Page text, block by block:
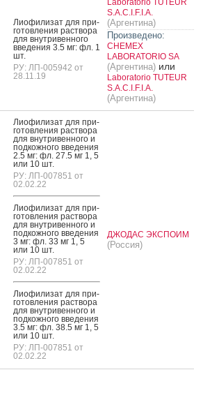
Ли­офи­лизат для при­
готов­ле­ния рас­тво­ра
для внут­ри­вен­но­го
вве­дения 3.5 мг: фл. 1
шт.
РУ: ЛП-005942 от
28.11.19
S.A.C.I.F.I.A.
(Аргентина)
Произведено:
CHEMEX
LABORATORIO SA
(Аргентина) или
Laboratorio TUTEUR
S.A.C.I.F.I.A.
(Аргентина)
Ли­офи­лизат для при­
готов­ле­ния рас­тво­ра
для внут­ри­вен­но­го и
под­кожно­го вве­дения
2.5 мг: фл. 27.5 мг 1, 5
или 10 шт.
РУ: ЛП-007851 от
02.02.22
Ли­офи­лизат для при­
готов­ле­ния рас­тво­ра
для внут­ри­вен­но­го и
под­кожно­го вве­дения
3 мг: фл. 33 мг 1, 5
или 10 шт.
РУ: ЛП-007851 от
02.02.22
Ли­офи­лизат для при­
готов­ле­ния рас­тво­ра
для внут­ри­вен­но­го и
под­кожно­го вве­дения
3.5 мг: фл. 38.5 мг 1, 5
или 10 шт.
РУ: ЛП-007851 от
02.02.22
ДЖОДАС ЭКСПОИМ
(Россия)